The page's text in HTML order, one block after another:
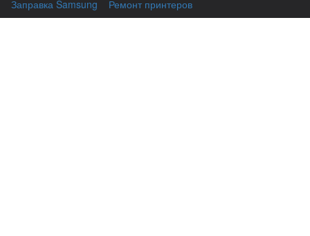
Заправка Samsung
Ремонт принтеров